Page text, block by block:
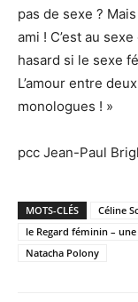
pas de sexe ?
ami ! C’est au
hasard si le sexe
L’amour entre
monologues ! »
pcc Jean-Paul
MOTS-CLÉS Céline
le Regard féminin –
Natacha Polony